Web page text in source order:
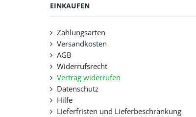
EINKAUFEN
Zahlungsarten
Versandkosten
AGB
Widerrufsrecht
Vertrag widerrufen
Datenschutz
Hilfe
Lieferfristen und Lieferbeschränkung